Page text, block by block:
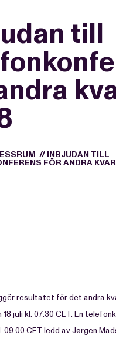
till
// INBJUDAN TILL
FÖR ANDRA
resultatet för det andra
18 juli kl. 07.30 CET. En
09.00 CET ledd av Jørgen